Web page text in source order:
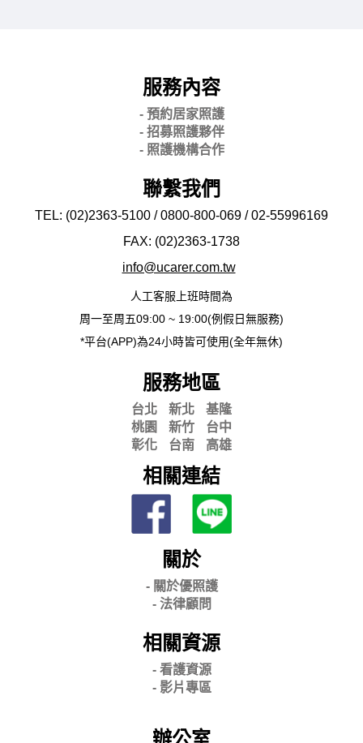
服務內容
- 預約居家照護
- 招募照護夥伴
- 照護機構合作
聯繫我們
TEL: (02)2363-5100 / 0800-800-069 / 02-55996169
FAX: (02)2363-1738
info@ucarer.com.tw
人工客服上班時間為
周一至周五09:00 ~ 19:00(例假日無服務)
*平台(APP)為24小時皆可使用(全年無休)
服務地區
台北 新北
基隆
桃園
新竹
台中
彰化
台南 高雄
相關連結
關於
- 關於優照護
- 法律顧問
相關資源
- 看護資源
- 影片專區
辦公室